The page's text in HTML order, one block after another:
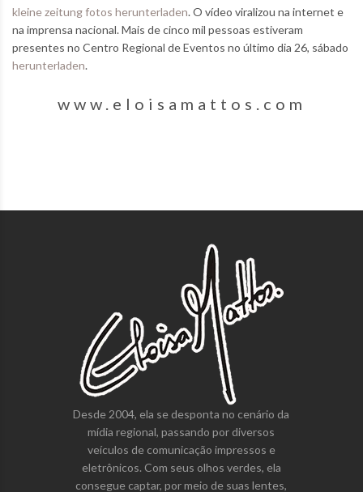
kleine zeitung fotos herunterladen. O vídeo viralizou na internet e
na imprensa nacional. Mais de cinco mil pessoas estiveram
presentes no Centro Regional de Eventos no último dia 26, sábado
herunterladen.
www.eloisamattos.com
Desde 2004, ela se desponta no cenário da
mídia regional, passando por diversos
veículos de comunicação impressos e
eletrônicos. Com seus olhos verdes, ela
consegue captar, por meio de suas lentes,